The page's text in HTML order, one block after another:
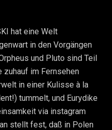
hat eine Welt
in den Vorgängen
und Pluto sind Teil
im Fernsehen
in einer Kulisse à la
tummelt, und Eurydike
via instagram
stellt fest, daß in Polen